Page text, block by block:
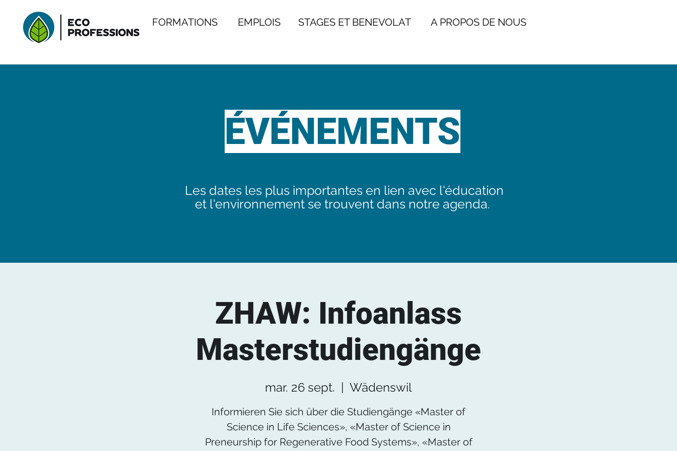
FORMATIONS EMPLOIS STAGES ET BENEVOLATA PROPOS DE NOUS
ÉVÉNEMENTS
Les dates les plus importantes en lien avec l'éducation
et l'environnement se trouvent dans notre agenda.
ZHAW: Infoanlass
Masterstudiengänge
mar. 26 sept.
  |
Wädenswil
Informieren Sie sich über die Studiengänge «Master of
Science in Life Sciences», «Master of Science in
Preneurship for Regenerative Food Systems», «Master of